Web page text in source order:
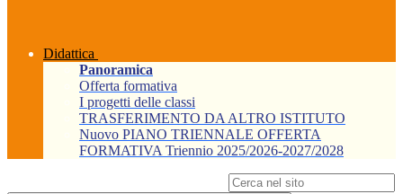
Didattica
Panoramica
Offerta formativa
I progetti delle classi
TRASFERIMENTO DA ALTRO ISTITUTO
Nuovo PIANO TRIENNALE OFFERTA
FORMATIVA Triennio 2025/2026-2027/2028